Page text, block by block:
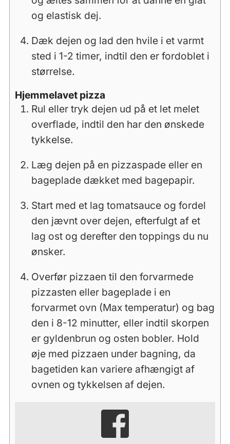
og elastisk dej.
Dæk dejen og lad den hvile i et varmt
sted i 1-2 timer, indtil den er fordoblet i
størrelse.
Hjemmelavet pizza
Rul eller tryk dejen ud på et let melet
overflade, indtil den har den ønskede
tykkelse.
Læg dejen på en pizzaspade eller en
bageplade dækket med bagepapir.
Start med et lag tomatsauce og fordel
den jævnt over dejen, efterfulgt af et
lag ost og derefter den toppings du nu
ønsker.
Overfør pizzaen til den forvarmede
pizzasten eller bageplade i en
forvarmet ovn (Max temperatur) og bag
den i 8-12 minutter, eller indtil skorpen
er gyldenbrun og osten bobler. Hold
øje med pizzaen under bagning, da
bagetiden kan variere afhængigt af
ovnen og tykkelsen af ​​dejen.